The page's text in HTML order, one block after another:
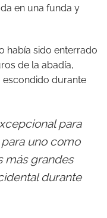
en una funda y
había sido enterrado
de la abadía,
durante
para
uno como
más grandes
durante